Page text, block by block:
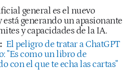
general es el nuevo
generando un apasionante
y capacidades de la IA.
El peligro de tratar a ChatGPT
"Es como un libro de
con el que te echa las cartas"